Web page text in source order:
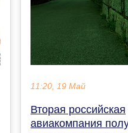
11:20, 19 Май
Вторая российская
авиакомпания